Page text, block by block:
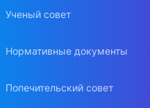
Ученый совет
Нормативные документы
Попечительский совет